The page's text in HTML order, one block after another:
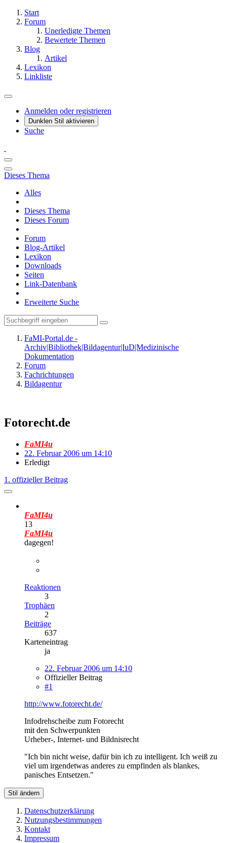
Start
Forum
Unerledigte Themen
Bewertete Themen
Blog
Artikel
Lexikon
Linkliste
Anmelden oder registrieren
Dunklen Stil aktivieren
Suche
Dieses Thema
Alles
Dieses Thema
Dieses Forum
Forum
Blog-Artikel
Lexikon
Downloads
Seiten
Link-Datenbank
Erweiterte Suche
FaMI-Portal.de -
Archiv|Bibliothek|Bildagentur|IuD|Medizinische
Dokumentation
Forum
Fachrichtungen
Bildagentur
Fotorecht.de
FaMI4u
22. Februar 2006 um 14:10
Erledigt
1. offizieller Beitrag
FaMI4u
13
FaMI4u
dagegen!
Reaktionen
3
Trophäen
2
Beiträge
637
Karteneintrag
ja
22. Februar 2006 um 14:10
Offizieller Beitrag
#1
http://www.fotorecht.de/
Infodrehscheibe zum Fotorecht
mit den Schwerpunkten
Urheber-, Internet- und Bildnisrecht
"Ich bin nicht weise, dafür bin ich zu intelligent. Ich weiß zu
viel um irgendetwas anderes zu empfinden als blankes,
panisches Entsetzen."
Stil ändern
Datenschutzerklärung
Nutzungsbestimmungen
Kontakt
Impressum